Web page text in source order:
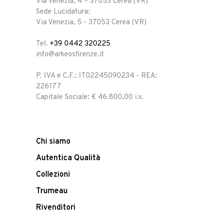
Sede Lucidatura:
Via Venezia, 5 - 37053 Cerea (VR)
Tel. +39 0442 320225
info@arkeosfirenze.it
P. IVA e C.F.: IT02245090234 - REA:
226177
Capitale Sociale: € 46.800,00 i.v.
Chi siamo
Autentica Qualità
Collezioni
Trumeau
Rivenditori